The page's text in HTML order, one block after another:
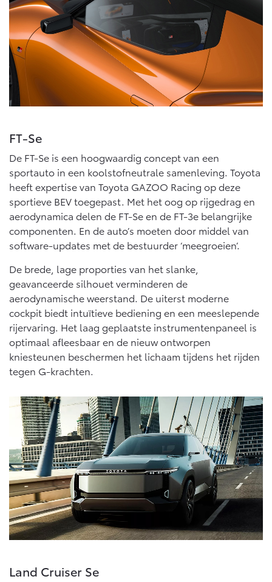
Vanaf € 46.301,- Vanaf € 56.570,-
Land Cruiser (excl. BTW)
FT-Se
De FT-Se is een hoogwaardig concept van een
sportauto in een koolstofneutrale samenleving. Toyota
heeft expertise van Toyota GAZOO Racing op deze
sportieve BEV toegepast. Met het oog op rijgedrag en
aerodynamica delen de FT-Se en de FT-3e belangrijke
componenten. En de auto’s moeten door middel van
software-updates met de bestuurder ‘meegroeien’.
De brede, lage proporties van het slanke,
geavanceerde silhouet verminderen de
aerodynamische weerstand. De uiterst moderne
cockpit biedt intuïtieve bediening en een meeslepende
rijervaring. Het laag geplaatste instrumentenpaneel is
optimaal afleesbaar en de nieuw ontworpen
kniesteunen beschermen het lichaam tijdens het rijden
tegen G-krachten.
Land Cruiser Se